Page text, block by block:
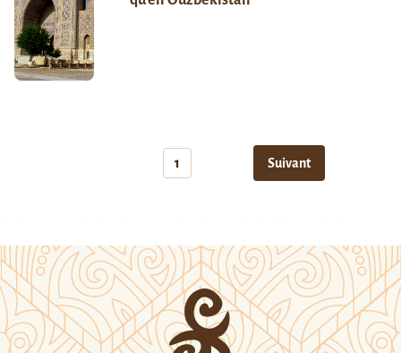
1 Suivant